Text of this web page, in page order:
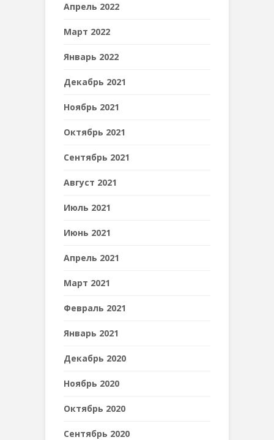
Апрель 2022
Март 2022
Январь 2022
Декабрь 2021
Ноябрь 2021
Октябрь 2021
Сентябрь 2021
Август 2021
Июль 2021
Июнь 2021
Апрель 2021
Март 2021
Февраль 2021
Январь 2021
Декабрь 2020
Ноябрь 2020
Октябрь 2020
Сентябрь 2020